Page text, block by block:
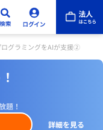
グラミングをAIが支援②
題！
詳細を見る